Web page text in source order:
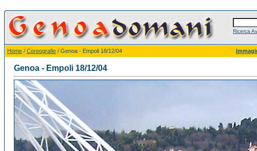
Ricerca
Home / Coreografie / Genoa - Empoli 18/12/04
Genoa - Empoli 18/12/04